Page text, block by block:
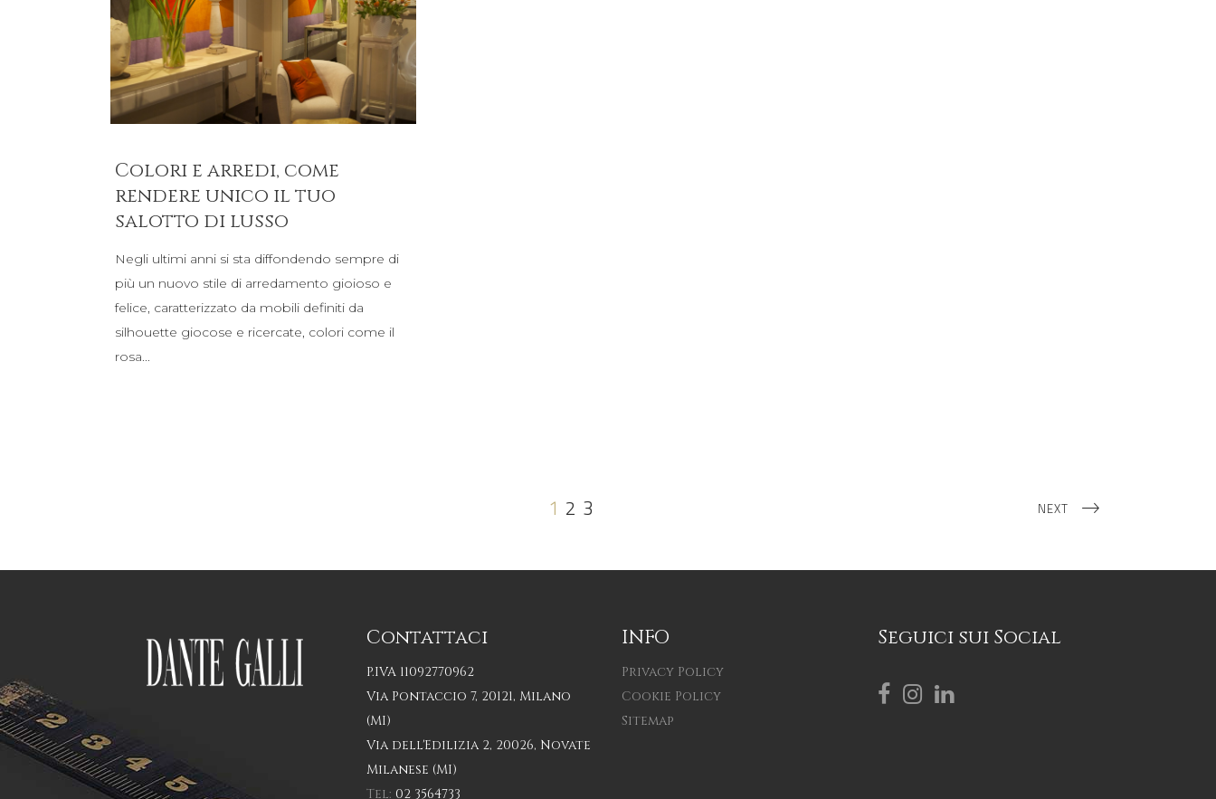
Colori e arredi, come
rendere unico il tuo
salotto di lusso
Negli ultimi anni si sta diffondendo sempre di
più un nuovo stile di arredamento gioioso e
felice, caratterizzato da mobili definiti da
silhouette giocose e ricercate, colori come il
rosa
1 2 3 NEXT
Contattaci
P.IVA 11092770962
Via Pontaccio 7, 20121, Milano
(MI)
Via dell'Edilizia 2, 20026, Novate
Milanese (MI)
Tel: 02 3564733
INFO
Privacy Policy
Cookie Policy
Sitemap
Seguici sui Social